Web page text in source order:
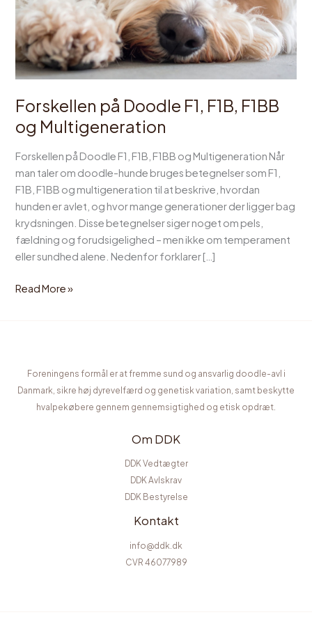
Forskellen på Doodle F1, F1B, F1BB
og Multigeneration
Forskellen på Doodle F1, F1B, F1BB og Multigeneration Når
man taler om doodle-hunde bruges betegnelser som F1,
F1B, F1BB og multigeneration til at beskrive, hvordan
hunden er avlet, og hvor mange generationer der ligger bag
krydsningen. Disse betegnelser siger noget om pels,
fældning og forudsigelighed – men ikke om temperament
eller sundhed alene. Nedenfor forklarer […]
Read More »
Foreningens formål er at fremme sund og ansvarlig doodle-avl i
Danmark, sikre høj dyrevelfærd og genetisk variation, samt beskytte
hvalpekøbere gennem gennemsigtighed og etisk opdræt.
Om DDK
DDK Vedtægter
DDK Avlskrav
DDK Bestyrelse
Kontakt
info@ddk.dk
CVR 46077989